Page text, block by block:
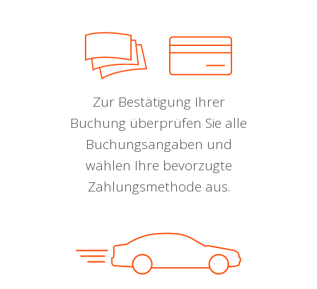
Zur Bestätigung Ihrer
Buchung überprüfen Sie alle
Buchungsangaben und
wählen Ihre bevorzugte
Zahlungsmethode aus.